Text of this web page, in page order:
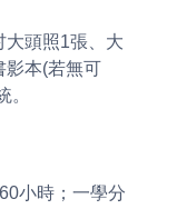
大頭照1張、大
本(若無可
。
小時；一學分